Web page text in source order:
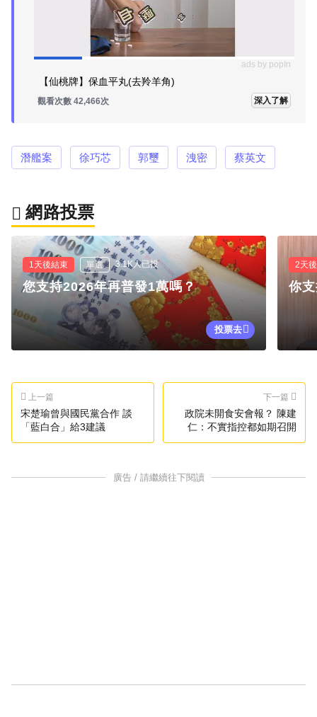
ads by popIn
【仙桃牌】保血平丸(去羚羊角)
觀看次數 42,466次 深入了解
潛艦案 徐巧芯 郭璽 洩密 蔡英文
網路投票
1天後結束 單選 3.1K人已投
您支持2026年再普發1萬嗎？
投票去
2天
你
上一篇
宋楚瑜曾與國民黨合作 談
「藍白合」給3建議
下一篇
政院未開食安會報？ 陳建
仁：不實指控都如期召開
廣告 / 請繼續往下閱讀